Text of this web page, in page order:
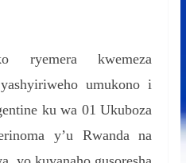
ryemera kwemeza
umukono i
ku wa 01 Ukuboza
y’u Rwanda na